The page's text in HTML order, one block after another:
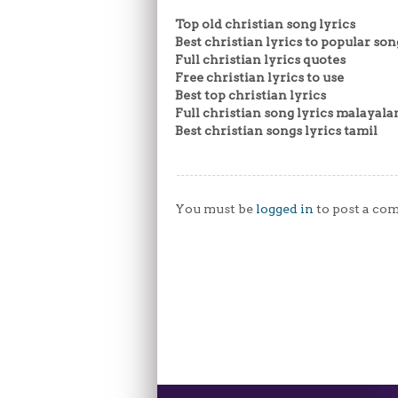
Top old christian song lyrics
Best christian lyrics to popular
Full christian lyrics quotes
Free christian lyrics to use
Best top christian lyrics
Full christian song lyrics
Best christian songs lyrics tamil
You must be logged in to post a